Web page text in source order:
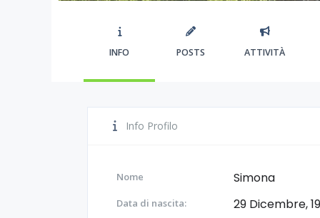
INFO POSTS ATTIVITÀ
Info Profilo
Nome Simona
Data di nascita: 29 Dicembre,